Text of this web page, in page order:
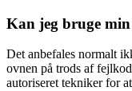
Kan jeg bruge min
Det anbefales normalt
ovnen på trods af
autoriseret tekniker for